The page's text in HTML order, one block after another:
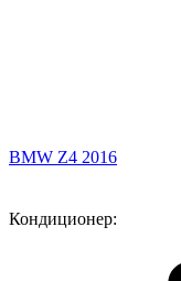
BMW Z4 2016
Кондиционер: